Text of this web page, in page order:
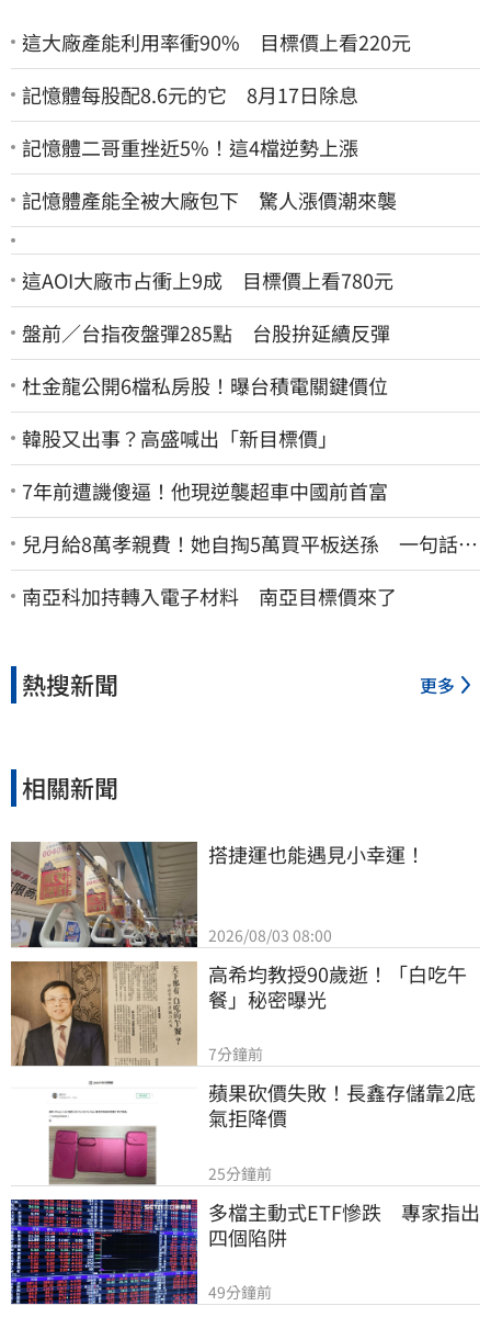
這大廠產能利用率衝90% 目標價上看220元
記憶體每股配8.6元的它 8月17日除息
記憶體二哥重挫近5%！這4檔逆勢上漲
記憶體產能全被大廠包下 驚人漲價潮來襲
這AOI大廠市占衝上9成 目標價上看780元
盤前／台指夜盤彈285點 台股拚延續反彈
杜金龍公開6檔私房股！曝台積電關鍵價位
韓股又出事？高盛喊出「新目標價」
7年前遭譏傻逼！他現逆襲超車中國前首富
兒月給8萬孝親費！她自掏5萬買平板送孫 一句話愣
原地「傷心不已」
南亞科加持轉入電子材料 南亞目標價來了
熱搜新聞 更多
相關新聞
搭捷運也能遇見小幸運！
2026/08/03 08:00
高希均教授90歲逝！「白吃午
餐」秘密曝光
7分鐘前
蘋果砍價失敗！長鑫存儲靠2底
氣拒降價
25分鐘前
多檔主動式ETF慘跌　專家指出
四個陷阱
49分鐘前